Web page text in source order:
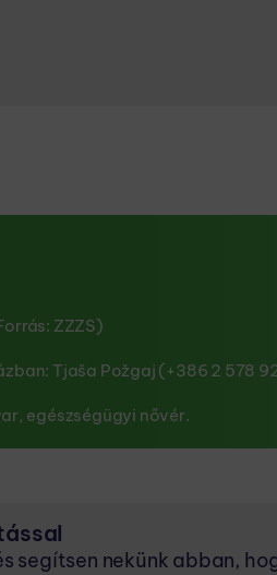
ZZZS)
Tjaša Požgaj (+386 2 578
egészségügyi nővér.
segítsen nekünk abban,